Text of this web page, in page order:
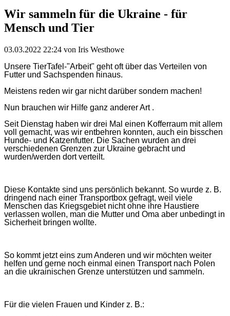
Wir sammeln für die Ukraine - für
Mensch und Tier
03.03.2022 22:24 von Iris Westhowe
Unsere TierTafel-"Arbeit" geht oft über das Verteilen von
Futter und Sachspenden hinaus.
Meistens reden wir gar nicht darüber sondern machen!
Nun brauchen wir Hilfe ganz anderer Art .
Seit Dienstag haben wir drei Mal einen Kofferraum mit allem
voll gemacht, was wir entbehren konnten, auch ein bisschen
Hunde- und Katzenfutter. Die Sachen wurden an drei
verschiedenen Grenzen zur Ukraine gebracht und
wurden/werden dort verteilt.
Diese Kontakte sind uns persönlich bekannt. So wurde z. B.
dringend nach einer Transportbox gefragt, weil viele
Menschen das Kriegsgebiet nicht ohne ihre Haustiere
verlassen wollen, man die Mutter und Oma aber unbedingt in
Sicherheit bringen wollte.
So kommt jetzt eins zum Anderen und wir möchten weiter
helfen und gerne noch einmal einen Transport nach Polen
an die ukrainischen Grenze unterstützen und sammeln.
Für die vielen Frauen und Kinder z. B.: